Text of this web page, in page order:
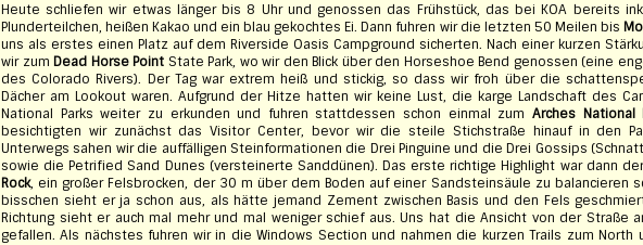
Heute schliefen wir etwas länger bis 8 Uhr und genossen das Frühstück, das bei KOA bereits
Plunderteilchen, heißen Kakao und ein blau gekochtes Ei. Dann fuhren wir die letzten 50 Meilen bis
uns als erstes einen Platz auf dem Riverside Oasis Campground sicherten. Nach einer kurzen
wir zum Dead Horse Point State Park, wo wir den Blick über den Horseshoe Bend genossen (eine
des Colorado Rivers). Der Tag war extrem heiß und stickig, so dass wir froh über die
Dächer am Lookout waren. Aufgrund der Hitze hatten wir keine Lust, die karge Landschaft des
National Parks weiter zu erkunden und fuhren stattdessen schon einmal zumArches National
besichtigten wir zunächst das Visitor Center, bevor wir die steile Stichstraße hinauf in den
Unterwegs sahen wir die auffälligen Steinformationen die Drei Pinguine und die Drei Gossips
sowie die Petrified Sand Dunes (versteinerte Sanddünen). Das erste richtige Highlight war dann
Rock, ein großer Felsbrocken, der 30 m über dem Boden auf einer Sandsteinsäule zu balancieren
bisschen sieht er ja schon aus, als hätte jemand Zement zwischen Basis und den Fels
Richtung sieht er auch mal mehr und mal weniger schief aus. Uns hat die Ansicht von der Straße
gefallen. Als nächstes fuhren wir in die Windows Section und nahmen die kurzen Trails zum North